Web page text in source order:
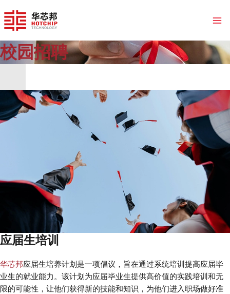
至
内
容
校园招聘
应届生培训
华芯邦应届生培养计划是一项倡议，旨在通过系统培训提高应届毕
业生的就业能力。该计划为应届毕业生提供高价值的实践培训和无
限的可能性，让他们获得新的技能和知识，为他们进入职场做好准